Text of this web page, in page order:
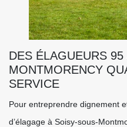
DES ÉLAGUEURS
MONTMORENCY
SERVICE
Pour entreprendre dignement
d’élagage à Soisy-sous-